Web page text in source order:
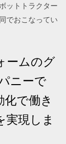
ットトラクター
でおこなってい
ームのグ
ニーで
で働き
実現しま